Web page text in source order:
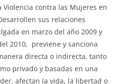
Violencia contra las Mujeres en
sus relaciones
en marzo del año 2009 y
2010, previene y sanciona
directa o indirecta, tanto
privado y basadas en una
afectan la vida, la libertad o